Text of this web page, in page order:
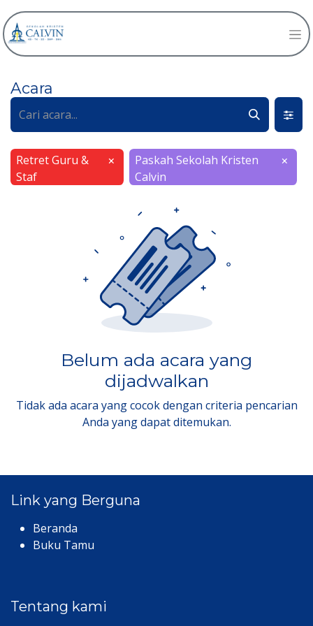
Acara
Retret Guru &
Staf
×
Paskah Sekolah Kristen
Calvin
×
Belum ada acara yang
dijadwalkan
Tidak ada acara yang cocok dengan criteria pencarian
Anda yang dapat ditemukan.
Link yang Berguna
Beranda
Buku Tamu
Tentang kami